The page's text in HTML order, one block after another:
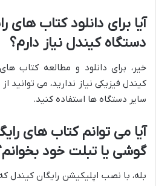
آیا برای دانلود کتاب های
دستگاه کیندل نیاز دارم؟
خیر، برای دانلود و مطالعه کتاب
کیندل فیزیکی نیاز ندارید، می توانید
سایر دستگاه ها استفاده کنید.
آیا می توانم کتاب های
گوشی یا تبلت خود